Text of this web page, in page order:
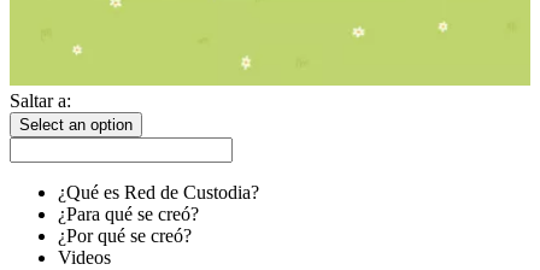
Saltar a:
Select an option
¿Qué es Red de Custodia?
¿Para qué se creó?
¿Por qué se creó?
Videos